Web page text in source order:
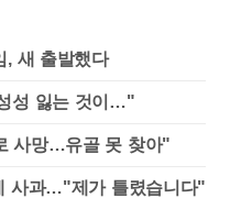
, 새 출발했다
성 잃는 것이…"
사망…유골 못 찾아"
사과…"제가 틀렸습니다"